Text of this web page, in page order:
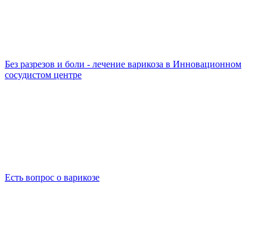
Без разрезов и боли - лечение варикоза в Инновационном
сосудистом центре
Есть вопрос о варикозе